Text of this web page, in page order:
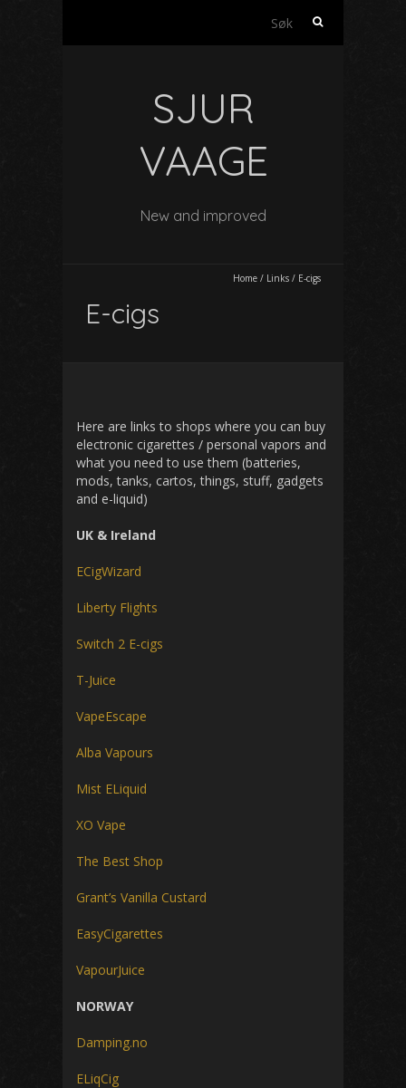
Søk
SJUR
VAAGE
New and improved
Home / Links / E-cigs
E-cigs
Here are links to shops where you can buy
electronic cigarettes / personal vapors and
what you need to use them (batteries,
mods, tanks, cartos, things, stuff, gadgets
and e-liquid)
UK & Ireland
ECigWizard
Liberty Flights
Switch 2 E-cigs
T-Juice
VapeEscape
Alba Vapours
Mist ELiquid
XO Vape
The Best Shop
Grant’s Vanilla Custard
EasyCigarettes
VapourJuice
NORWAY
Damping.no
ELiqCig